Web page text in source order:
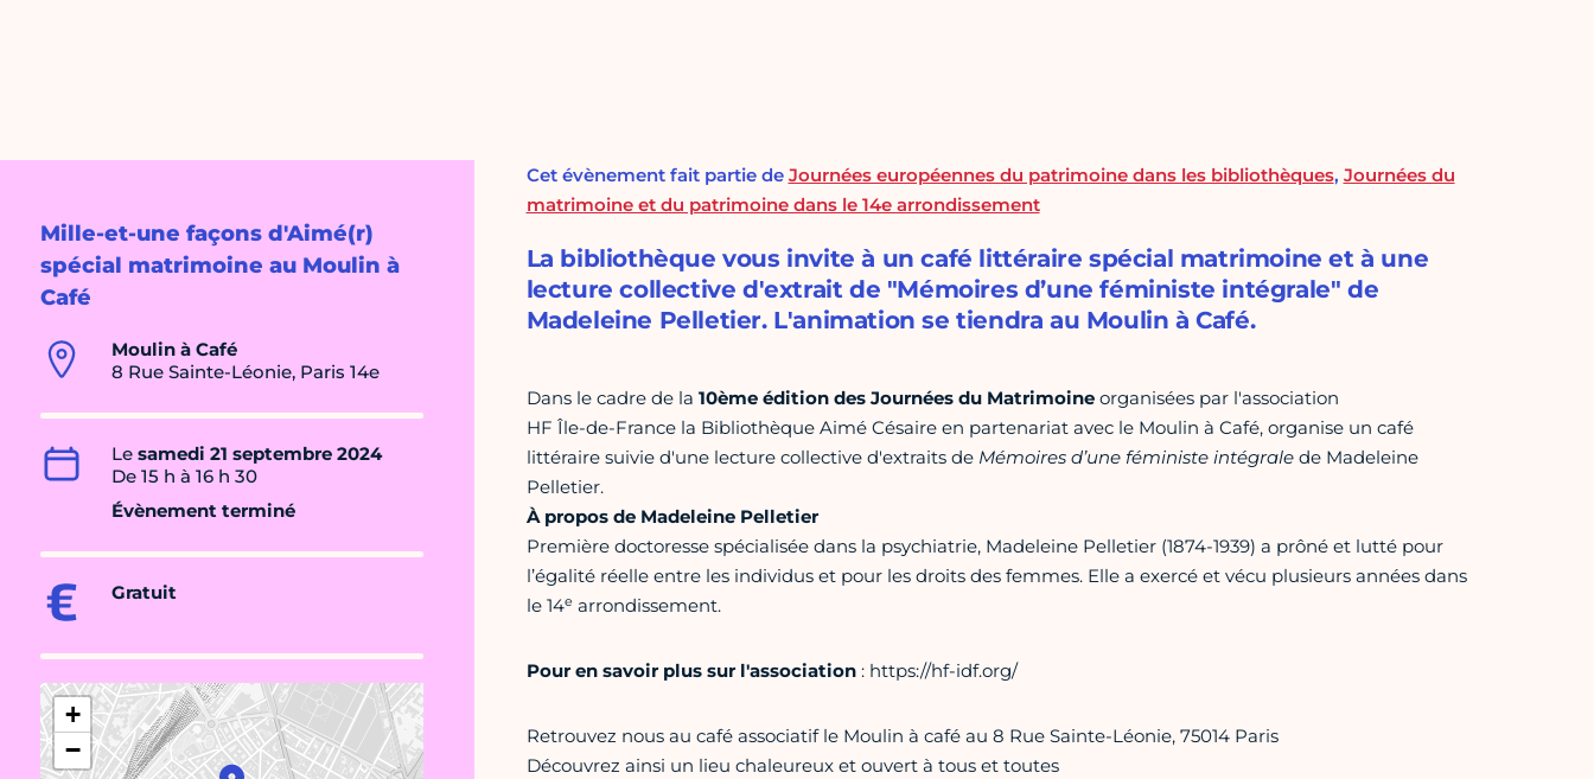
Mille-et-une façons d'Aimé(r)
spécial matrimoine au Moulin à
Café
Moulin à Café
8 Rue Sainte-Léonie, Paris 14e
Le samedi 21 septembre 2024
De 15 h à 16 h 30
Évènement terminé
Gratuit
+
−
Cet évènement fait partie de Journées européennes du patrimoine dans les bibliothèques, Journées du
matrimoine et du patrimoine dans le 14e arrondissement
La bibliothèque vous invite à un café littéraire spécial matrimoine et à une
lecture collective d'extrait de "Mémoires d’une féministe intégrale" de
Madeleine Pelletier. L'animation se tiendra au Moulin à Café.
Dans le cadre de la 10ème édition des Journées du Matrimoine organisées par l'association
HF Île-de-France la Bibliothèque Aimé Césaire en partenariat avec le Moulin à Café, organise un café
littéraire suivie d'une lecture collective d'extraits de Mémoires d’une féministe intégralede Madeleine
Pelletier.
À propos de Madeleine Pelletier
Première doctoresse spécialisée dans la psychiatrie, Madeleine Pelletier (1874-1939) a prôné et lutté pour
l’égalité réelle entre les individus et pour les droits des femmes. Elle a exercé et vécu plusieurs années dans
le 14e arrondissement.
Pour en savoir plus sur l'association: https://hf-idf.org/
Retrouvez nous au café associatif le Moulin à café au 8 Rue Sainte-Léonie, 75014 Paris
Découvrez ainsi un lieu chaleureux et ouvert à tous et toutes